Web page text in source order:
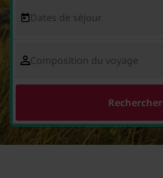
Dates de séjour
Composition du voyage
Rechercher